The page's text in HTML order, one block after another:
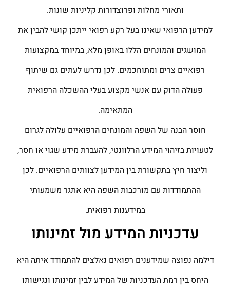
ותאורי מחלות ופרוצדורות קליניות שונות.
למידען הרפואי שאינו בעל רקע רפואי ייתכן קושי להבין את
המושגים והמונחים הללו באופן מלא, במיוחד במקצועות
רפואיים צרים ומתוחכמים. לכן נדרש לעתים גם שיתוף
פעולה הדוק עם אנשי מקצוע בעלי ההשכלה הרפואית
המתאימה.
חוסר הבנה של השפה והמונחים הרפואיים עלולה לגרום
לטעויות בזיהוי המידע הרלוונטי, להעברת מידע שגוי או חסר,
וליצור חיץ בתקשורת בין המידען לצוותים הרפואיים. לכן
ההתמודדות עם מורכבות השפה היא אתגר משמעותי
במידענות רפואית.
עדכניות המידע מול זמינותו
דילמה נפוצה שמידענים רפואים נאלצים להתמודד איתה היא
היחס בין רמת העדכניות של המידע לבין זמינותו ונגישותו